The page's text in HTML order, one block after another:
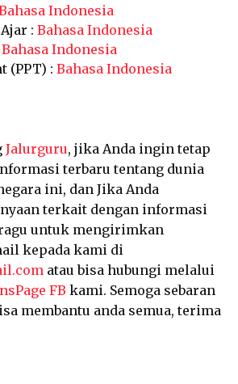
Indonesia
: Bahasa Indonesia
Bahasa Indonesia
(PPT) : Bahasa Indonesia
Jalurguru, jika Anda ingin tetap
terbaru tentang dunia
ini, dan Jika Anda
terkait dengan informasi
untuk mengirimkan
kepada kami di
atau bisa hubungi melalui
FB kami. Semoga sebaran
membantu anda semua, terima